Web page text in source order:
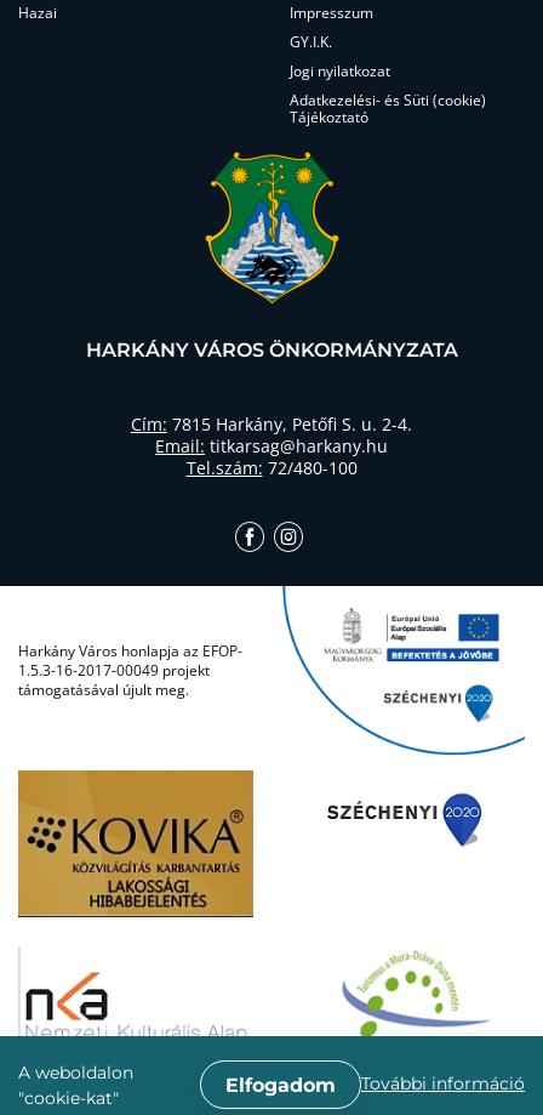
A weboldalon
"cookie-kat"
Elfogadom További információ
Hazai
Impresszum
GY.I.K.
Jogi nyilatkozat
Adatkezelési- és Süti (cookie)
Tájékoztató
HARKÁNY VÁROS ÖNKORMÁNYZATA
Cím: 7815 Harkány, Petőfi S. u. 2-4.
Email: titkarsag@harkany.hu
Tel.szám: 72/480-100
Harkány Város honlapja az EFOP-
1.5.3-16-2017-00049 projekt
támogatásával újult meg.